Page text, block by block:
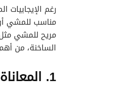
رغم
مناسب للمشي
مريح للمشي
الساخنة، من
1. المعاناة من بعض الآلام في الركبة والظهر